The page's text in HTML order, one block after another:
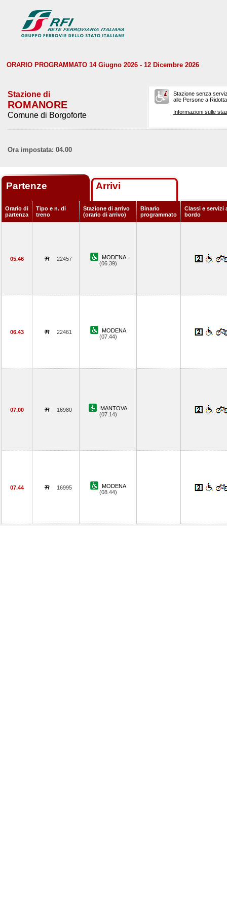
ORARIO PROGRAMMATO 14 Giugno 2026 - 12 Dicembre 2026
Stazione di
ROMANORE
Comune di Borgoforte
Stazione senza
alle Persone a
Informazioni sulle
Ora impostata: 04.00
Partenze Arrivi
Orario di
partenza
Tipo e n. di
treno
Stazione di arrivo
(orario di arrivo)
Binario
programmato
Classi e servizi
bordo
05.46 22457
MODENA
(06.39)
06.43 22461
MODENA
(07.44)
07.00 16980
MANTOVA
(07.14)
07.44 16995
MODENA
(08.44)